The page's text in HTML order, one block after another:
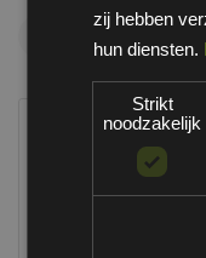
zij hebben
hun diensten.
Strikt
noodzakelijk